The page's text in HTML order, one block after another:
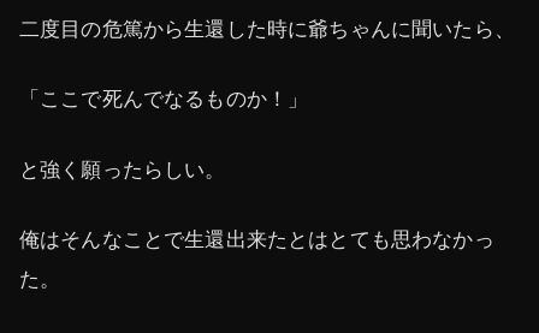
二度目の危篤から生還した時に爺ちゃんに聞いたら、
「ここで死んでなるものか！」
と強く願ったらしい。
俺はそんなことで生還出来たとはとても思わなかっ
た。